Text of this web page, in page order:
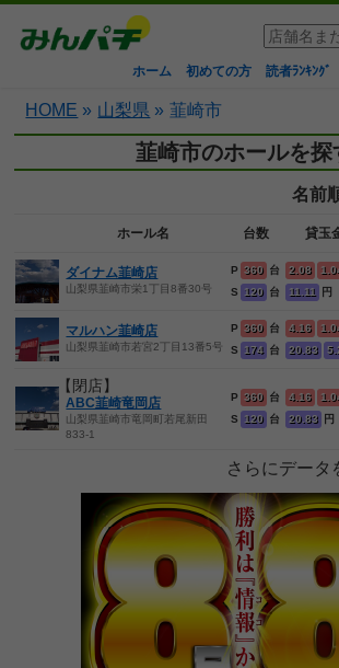
ホーム 初めての方 読者ﾗﾝｷﾝｸﾞ
HOME » 山梨県 » 韮崎市
韮崎市のホールを探
名前
ホール名 台数 貸玉
ダイナム韮崎店
山梨県韮崎市栄1丁目8番30号
P 360 台
S
120 台
2.08
11.11
円
マルハン韮崎店
山梨県韮崎市若宮2丁目13番5号
P 360 台
S
174 台
4.16
20.83
【閉店】
ABC韮崎竜岡店
山梨県韮崎市竜岡町若尾新田
833-1
P 360 台
S
120 台
4.16
20.83
円
さらにデータ